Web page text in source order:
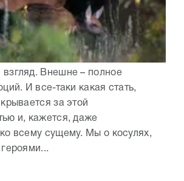
Внешне – полное
И все-таки какая стать,
за этой
и, кажется, даже
всему сущему. Мы о косулях,